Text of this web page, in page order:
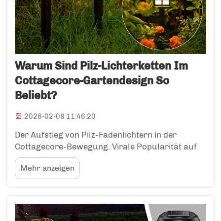
Warum Sind Pilz-Lichterketten Im
Cottagecore-Gartendesign So
Beliebt?
2026-02-08 11:46:20
Der Aufstieg von Pilz-Fadenlichtern in der
Cottagecore-Bewegung. Virale Popularität auf
Pinterest und Instagram: Wie Social Media den
Trend befeuerte. Pilzförmige Fadenlichter
wurden letztes Jahr auf Pinterest und
stiegen um ca. ...
Mehr anzeigen